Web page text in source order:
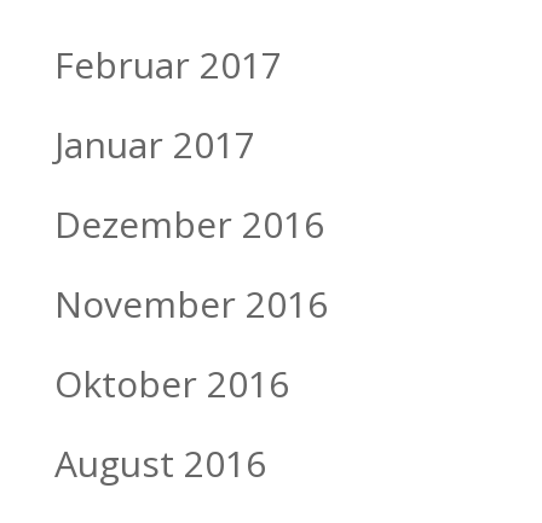
Februar 2017
Januar 2017
Dezember 2016
November 2016
Oktober 2016
August 2016